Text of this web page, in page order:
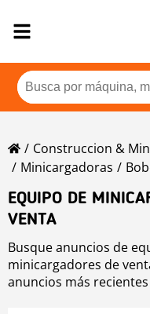
Construccion &
Minicargadoras
EQUIPO DE
VENTA
Busque anuncios de
minicargadores de
anuncios más